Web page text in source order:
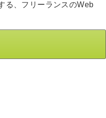
る、フリーランスのWeb